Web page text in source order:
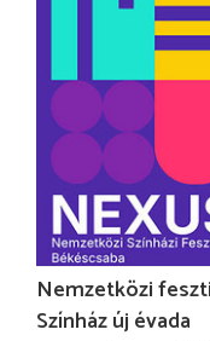
Nemzetközi
Színház új évada